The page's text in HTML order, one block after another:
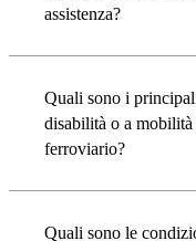
assistenza?
Quali sono i
disabilità o a
ferroviario?
Quali sono le